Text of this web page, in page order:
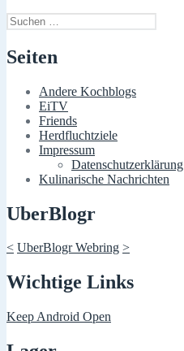
Suchen
nach:
Seiten
Andere Kochblogs
EiTV
Friends
Herdfluchtziele
Impressum
Datenschutzerklärung
Kulinarische Nachrichten
UberBlogr
< UberBlogr Webring >
Wichtige Links
Keep Android Open